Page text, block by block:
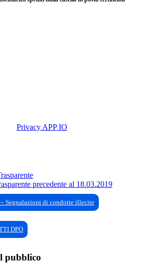
Privacy APP IO
precedente al 18.03.2019
Segnalazioni di condotte illecite
DPO
pubblico